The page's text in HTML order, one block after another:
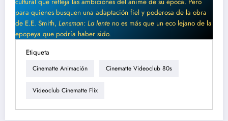
para quienes busquen una adaptación fiel y poderosa de la obra
de E.E. Smith, Lensman: La lente no es más que un eco lejano de la
epopeya que podría haber sido.
Etiqueta
Cinematte Animación Cinematte Videoclub 80s
Videoclub Cinematte Flix